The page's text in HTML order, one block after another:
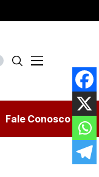
Fale Conosco